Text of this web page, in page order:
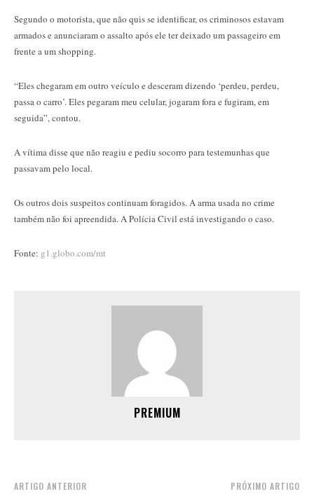
Segundo o motorista, que não quis se identificar, os criminosos estavam
armados e anunciaram o assalto após ele ter deixado um passageiro em
frente a um shopping.
“Eles chegaram em outro veículo e desceram dizendo ‘perdeu, perdeu,
passa o carro’. Eles pegaram meu celular, jogaram fora e fugiram, em
seguida”, contou.
A vítima disse que não reagiu e pediu socorro para testemunhas que
passavam pelo local.
Os outros dois suspeitos continuam foragidos. A arma usada no crime
também não foi apreendida. A Polícia Civil está investigando o caso.
Fonte: g1.globo.com/mt
PREMIUM
ARTIGO ANTERIOR PRÓXIMO ARTIGO